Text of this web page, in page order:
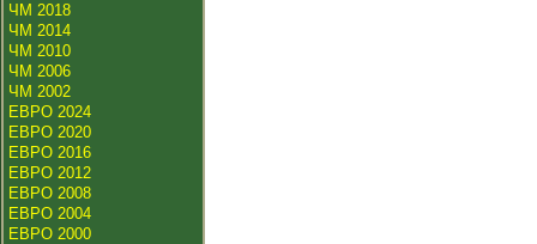
ЧМ 2018
ЧМ 2014
ЧМ 2010
ЧМ 2006
ЧМ 2002
ЕВРО 2024
ЕВРО 2020
ЕВРО 2016
ЕВРО 2012
ЕВРО 2008
ЕВРО 2004
ЕВРО 2000